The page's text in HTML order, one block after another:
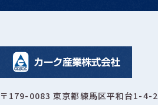
〒179-0083 東京都練馬区平和台1-4-2